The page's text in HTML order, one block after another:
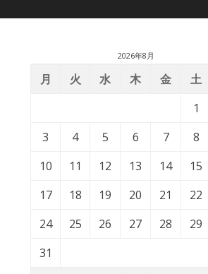
2026年8月
月 火 水 木 金 土
1
3
4 5 6 7 8
10
11 12 13 14 15
17
18 19 20 21 22
24
25 26 27 28 29
31